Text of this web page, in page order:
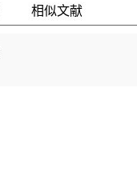
相似文献